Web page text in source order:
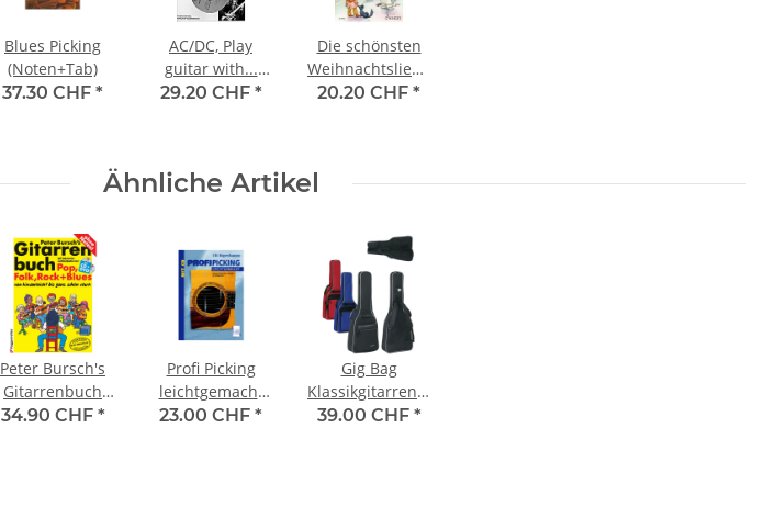
Blues Picking
(Noten+Tab)
37.30 CHF *
AC/DC, Play
guitar with...
(incl. CD)
29.20 CHF *
Die schönsten
Weihnachtslieder
(mit online-
20.20 CHF *
Ähnliche Artikel
Peter Bursch's
Gitarrenbuch
(ohne Noten)
34.90 CHF *
Profi Picking
leichtgemacht
(mit CD)
23.00 CHF *
Gig Bag
Klassikgitarrenetui
Economy Line
39.00 CHF *